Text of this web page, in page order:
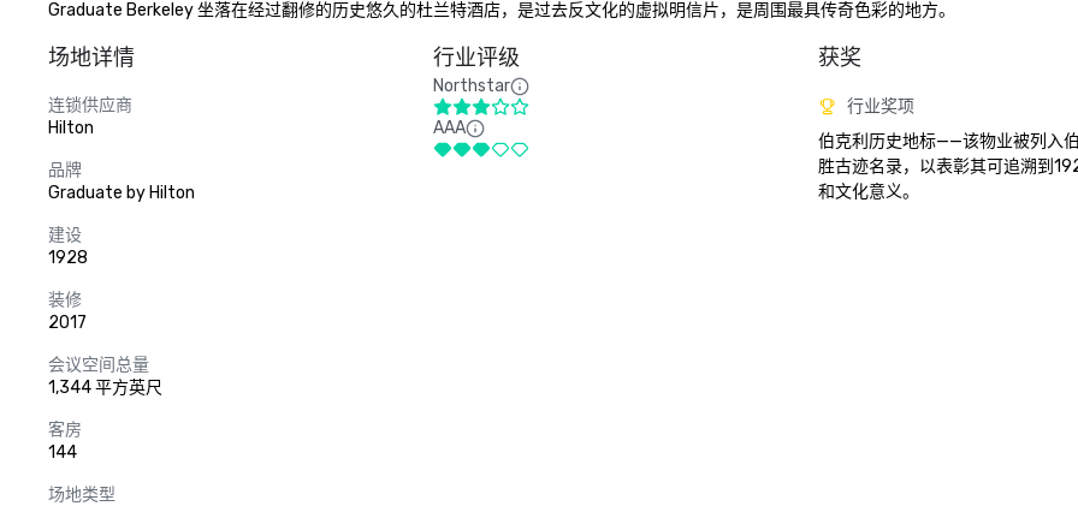
Graduate Berkeley 坐落在经过翻修的历史悠久的杜兰特酒店，是过去反文化的虚拟明信片，是周围最具传奇色彩的地方。
场地详情
连锁供应商
Hilton
品牌
Graduate by Hilton
建设
1928
装修
2017
会议空间总量
1,344 平方英尺
客房
144
场地类型
行业评级
Northstar
AAA
获奖
行业奖项
伯克利历史地标——该物业被列入
胜古迹名录，以表彰其可追溯到
和文化意义。